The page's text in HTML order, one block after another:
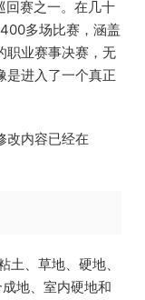
回赛之一。在几十
多场比赛，涵盖
职业赛事决赛，无
是进入了一个真正
改内容已经在
土、草地、硬地、
地、室内硬地和